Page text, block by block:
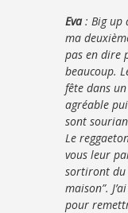
Eva: Big up
ma
pas en dire
beaucoup.
fête dans
agréable
sont
Le
vous leur
sortiront du
maison”.
pour